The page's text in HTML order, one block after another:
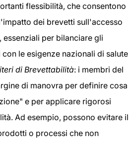
flessibilità, che consentono
dei brevetti sull'accesso
per bilanciare gli
le esigenze nazionali di salute
di Brevettabilità: i membri del
di manovra per definire cosa
e per applicare rigorosi
Ad esempio, possono evitare il
o processi che non